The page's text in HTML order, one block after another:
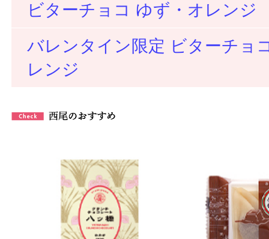
ビターチョコ ゆず・オレンジ
バレンタイン限定 ビターチョ
レンジ